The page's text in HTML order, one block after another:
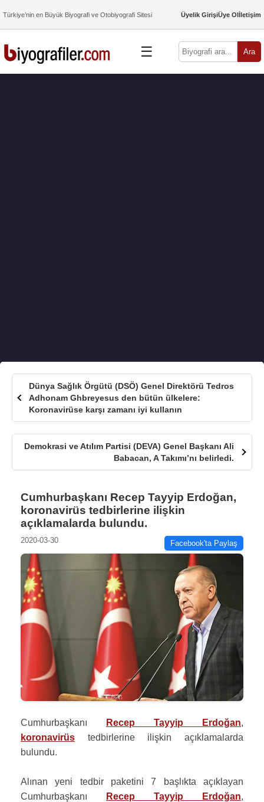
Türkiye’nin en Büyük Biyografi ve Otobiyografi Sitesi Üyelik GirişiÜye Olİletişim
☰ Ara
Dünya Sağlık Örgütü (DSÖ) Genel Direktörü Tedros
Adhonam Ghbreyesus den bütün ülkelere:
Koronavirüse karşı zamanı iyi kullanın
Demokrasi ve Atılım Partisi (DEVA) Genel Başkanı Ali
Babacan, A Takımı’nı belirledi.
Cumhurbaşkanı Recep Tayyip Erdoğan,
koronavirüs tedbirlerine ilişkin
açıklamalarda bulundu.
2020-03-30 Facebook'ta Paylaş
Cumhurbaşkanı Recep Tayyip Erdoğan,
koronavirüs tedbirlerine ilişkin açıklamalarda
bulundu.
Alınan yeni tedbir paketini 7 başlıkta açıklayan
Cumhurbaşkanı
Recep Tayyip Erdoğan,